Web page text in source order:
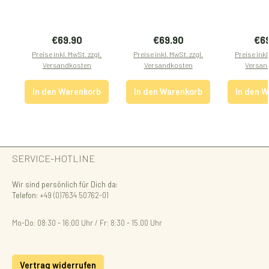
Regulärer Preis:
€69.90
Preise inkl. MwSt. zzgl.
Versandkosten
In den Warenkorb
Regulärer Preis:
€69.90
Preise inkl. MwSt. zzgl.
Versandkosten
In den Warenkorb
Preise
In den
SERVICE-HOTLINE
Wir sind persönlich für Dich da:
Telefon: +49 (0)7634 50762-01
Mo-Do: 08:30 - 16:00 Uhr / Fr: 8:30 - 15.00 Uhr
Vertrag widerrufen